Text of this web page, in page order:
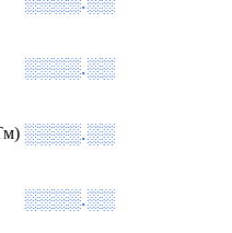
░░░░.░░
░░░░.░░
░░░░.░░